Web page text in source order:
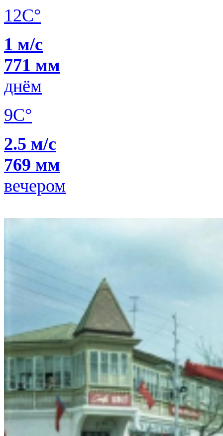
12C°
1 м/с
771 мм
днём
9C°
2.5 м/с
769 мм
вечером